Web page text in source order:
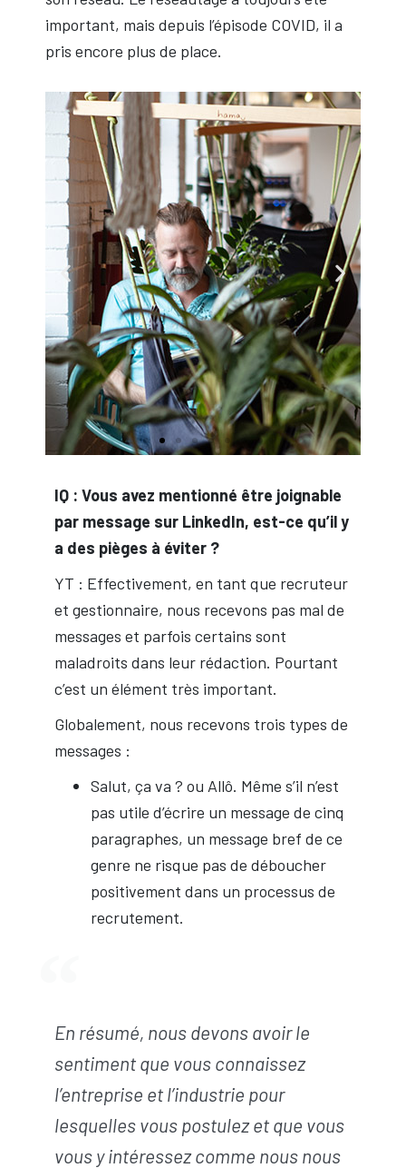
important, mais depuis l’épisode COVID, il a
pris encore plus de place.
IQ : Vous avez mentionné être joignable
par message sur LinkedIn, est-ce qu’il y
a des pièges à éviter ?
YT : Effectivement, en tant que recruteur
et gestionnaire, nous recevons pas mal de
messages et parfois certains sont
maladroits dans leur rédaction. Pourtant
c’est un élément très important.
Globalement, nous recevons trois types de
messages :
Salut, ça va ? ou Allô. Même s’il n’est
pas utile d’écrire un message de cinq
paragraphes, un message bref de ce
genre ne risque pas de déboucher
positivement dans un processus de
recrutement.
En résumé, nous devons avoir le
sentiment que vous connaissez
l’entreprise et l’industrie pour
lesquelles vous postulez et que vous
vous y intéressez comme nous nous